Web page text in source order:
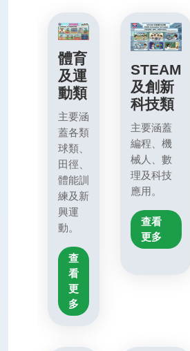
體育
及運
動類
主要涵
蓋各類
球類、
田徑、
體能訓
練及新
興運
動。
查
看
更
多
STEAM
及創新
科技類
主要涵蓋
編程、機
械人、數
理及科技
應用。
查看
更多